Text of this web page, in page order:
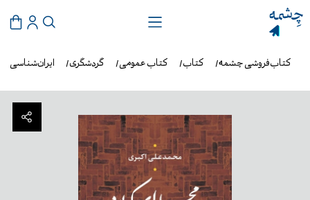
ایران‌شناسی گردشگری کتاب عمومی کتاب کتاب‌فروشی چشمه